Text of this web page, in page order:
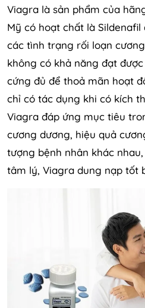
Viagra là sản phẩm của
Mỹ có hoạt chất là
các tình trạng rối loạn
không có khả năng đạt
cứng đủ để thoả mãn hoạt
chỉ có tác dụng khi có kích
Viagra đáp ứng mục tiêu
cương dương, hiệu quả
tượng bệnh nhân khác
tâm lý, Viagra dung nạp tốt